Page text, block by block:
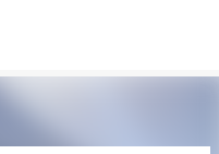
principali